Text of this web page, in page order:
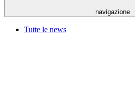
navigazione
Tutte le news